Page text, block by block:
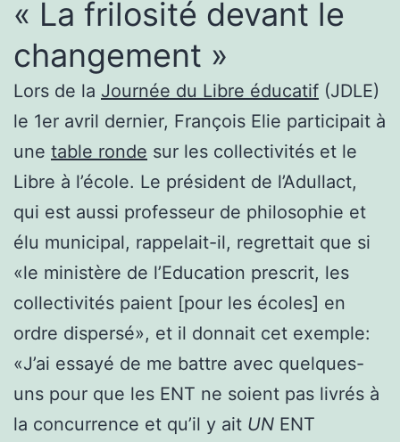
« La frilosité devant le
changement »
Lors de la Journée du Libre éducatif (JDLE)
le 1er avril dernier, François Elie participait à
une table ronde sur les collectivités et le
Libre à l’école. Le président de l’Adullact,
qui est aussi professeur de philosophie et
élu municipal, rappelait-il, regrettait que si
«le ministère de l’Education prescrit, les
collectivités paient [pour les écoles] en
ordre dispersé», et il donnait cet exemple:
«J’ai essayé de me battre avec quelques-
uns pour que les ENT ne soient pas livrés à
la concurrence et qu’il y ait UN ENT